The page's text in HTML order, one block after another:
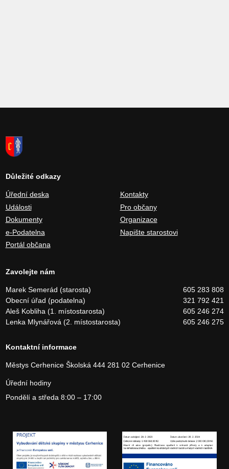
Důležité odkazy
Úřední deska
Události
Dokumenty
e-Podatelna
Portál občana
Kontakty
Pro občany
Organizace
Napište starostovi
Zavolejte nám
Marek Semerád (starosta)
605 283 808
Obecní úřad (podatelna)
321 792 421
Aleš Kobliha (1. místostarosta)
605 246 274
Lenka Mlynářová (2. místostarosta)
605 246 275
Kontaktní informace
Městys CerheniceŠkolská 444281 02 Cerhenice
Úřední hodiny
Pondělí a středa 8:00 – 17:00